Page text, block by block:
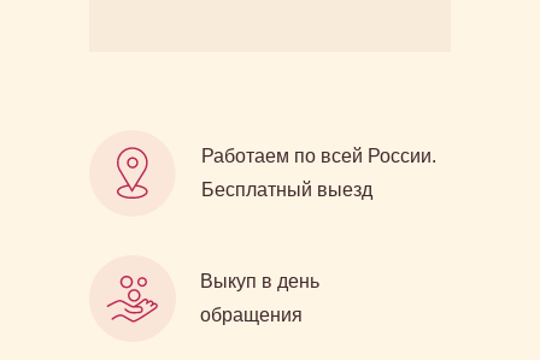
Выкуп в день
обращения
Работаем по всей России.
Бесплатный выезд